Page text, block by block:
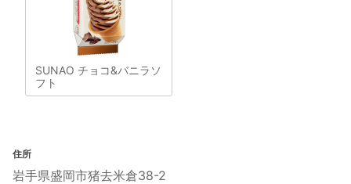
SUNAO チョコ&バニラソ
フト
住所
岩手県盛岡市猪去米倉38-2